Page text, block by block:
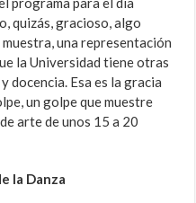
quizás, gracioso, algo
una representación
la Universidad tiene otras
docencia. Esa es la gracia
un golpe que muestre
arte de unos 15 a 20
la Danza